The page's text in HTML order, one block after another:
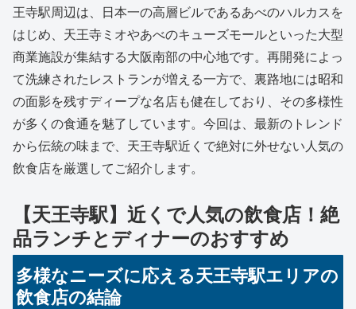
王寺駅周辺は、日本一の高層ビルであるあべのハルカスを
はじめ、天王寺ミオやあべのキューズモールといった大型
商業施設が集結する大阪南部の中心地です。再開発によっ
て洗練されたレストランが増える一方で、裏路地には昭和
の面影を残すディープな名店も健在しており、その多様性
が多くの食通を魅了しています。今回は、最新のトレンド
から伝統の味まで、天王寺駅近くで絶対に外せない人気の
飲食店を厳選してご紹介します。
【天王寺駅】近くで人気の飲食店！絶
品ランチとディナーのおすすめ
多様なニーズに応える天王寺駅エリアの
飲食店の結論